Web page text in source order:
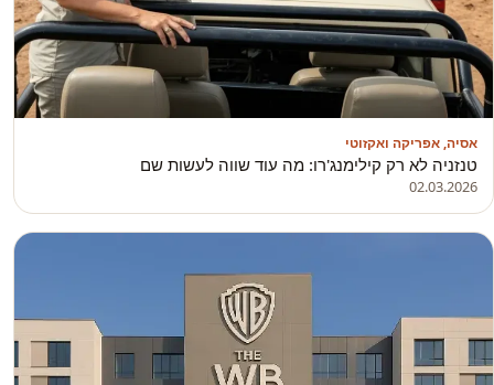
אסיה, אפריקה ואקזוטי
טנזניה לא רק קילימנג'רו: מה עוד שווה לעשות שם
02.03.2026